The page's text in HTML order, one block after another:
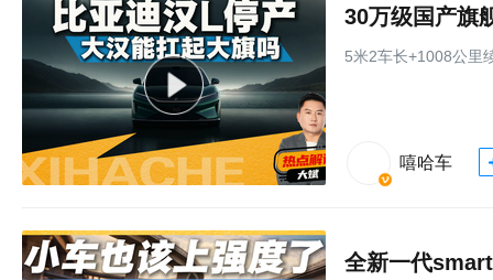
30万级国产旗
5米2车长+1008公里
嘻哈车